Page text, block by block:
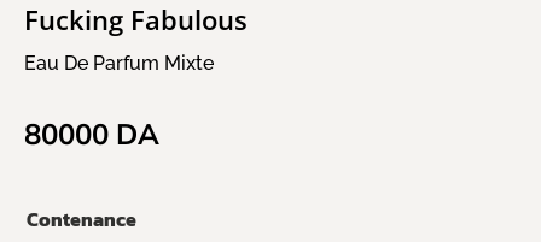
Fucking Fabulous
Eau De Parfum Mixte
80000 DA
Contenance